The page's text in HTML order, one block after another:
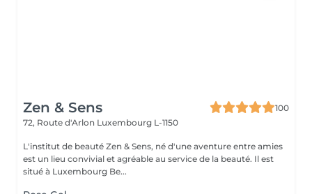
Zen & Sens
100
72, Route d'Arlon Luxembourg L-1150
L'institut de beauté Zen & Sens, né d'une aventure entre amies
est un lieu convivial et agréable au service de la beauté. Il est
situé à Luxembourg Be...